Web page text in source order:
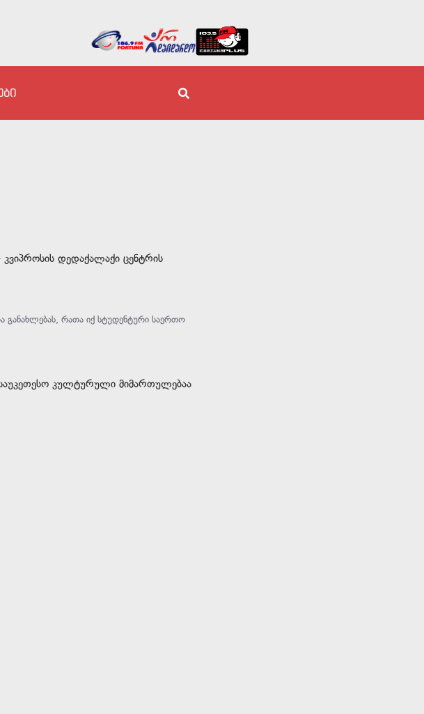
კვიპროსის დედაქალაქი ცენტრის
განახლებას, რათა იქ სტუდენტური საერთო
კულტურული მიმართულებაა